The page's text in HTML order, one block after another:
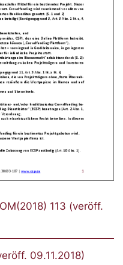
113 (veröff.
09.11.2018)